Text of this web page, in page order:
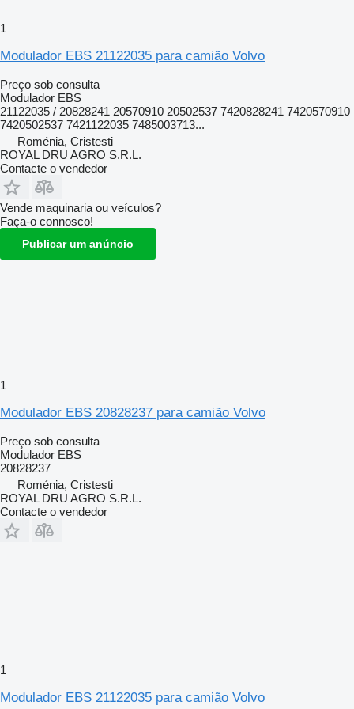
1
Modulador EBS 21122035 para camião Volvo
Preço sob consulta
Modulador EBS
21122035 / 20828241 20570910 20502537 7420828241 7420570910
7420502537 7421122035 7485003713...
Roménia, Cristesti
ROYAL DRU AGRO S.R.L.
Contacte o vendedor
Vende maquinaria ou veículos?
Faça-o connosco!
Publicar um anúncio
1
Modulador EBS 20828237 para camião Volvo
Preço sob consulta
Modulador EBS
20828237
Roménia, Cristesti
ROYAL DRU AGRO S.R.L.
Contacte o vendedor
1
Modulador EBS 21122035 para camião Volvo